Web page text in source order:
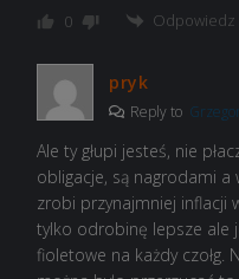
0 Odpowiedz
pryk
Reply to
Ale ty głupi jesteś, nie
obligacje, są nagrodami a
zrobi przynajmniej inflacji
tylko odrobinę lepsze ale
fioletowe na każdy czołg.